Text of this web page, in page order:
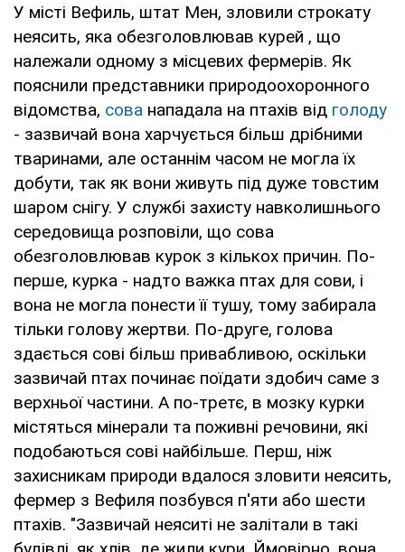
У місті Вефиль, штат Мен, зловили строкату
неясить, яка обезголовлював курей , що
належали одному з місцевих фермерів. Як
пояснили представники природоохоронного
відомства, сова нападала на птахів від голоду
- зазвичай вона харчується більш дрібними
тваринами, але останнім часом не могла їх
добути, так як вони живуть під дуже товстим
шаром снігу. У службі захисту навколишнього
середовища розповіли, що сова
обезголовлював курок з кількох причин. По-
перше, курка - надто важка птах для сови, і
вона не могла понести її тушу, тому забирала
тільки голову жертви. По-друге, голова
здається сові більш привабливою, оскільки
зазвичай птах починає поїдати здобич саме з
верхньої частини. А по-третє, в мозку курки
містяться мінерали та поживні речовини, які
подобаються сові найбільше. Перш, ніж
захисникам природи вдалося зловити неясить,
фермер з Вефиля позбувся п'яти або шести
птахів. "Зазвичай неяситі не залітали в такі